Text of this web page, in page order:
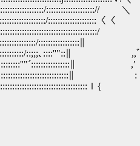
＼
::::::::::::::::::::〈〈
///
:::::::::::::::::∥
::;;;､